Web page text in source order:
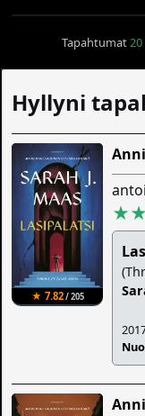
Tapahtumat20
Hyllyni
★ 7.82/ 205